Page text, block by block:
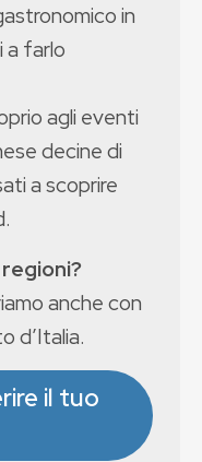
in
a farlo
agli eventi
decine di
a scoprire
anche con
d’Italia.
il tuo